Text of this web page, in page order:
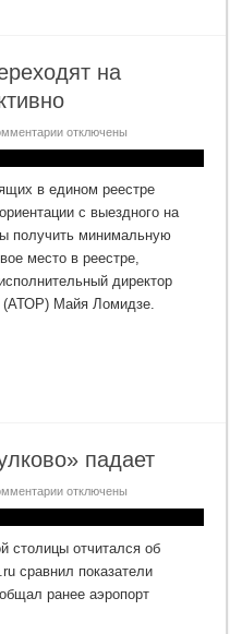
на
к
туроператоры
на
внутренний
фиктивно
отключены
в едином реестре
с выездного на
получить минимальную
место в реестре,
директор
(АТОР) Майя Ломидзе.
падает
к
растет
«Пулково»
падает
отключены
столицы отчитался об
сравнил показатели
ранее аэропорт